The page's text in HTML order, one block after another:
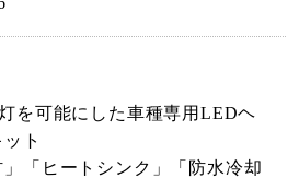
を可能にした車種専用LEDヘ
ト
」「ヒートシンク」「防水冷却